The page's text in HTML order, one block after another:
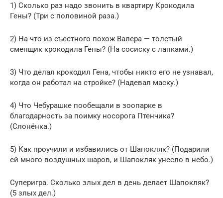
1) Сколько раз надо звонить в квартиру Крокодила
Гены? (Три с половиной раза.)
2) На что из съестного похож Валера — толстый
сменщик крокодила Гены? (На сосиску с лапками.)
3) Что делал крокодил Гена, чтобы никто его не узнавал,
когда он работал на стройке? (Надевал маску.)
4) Что Чебурашке пообещали в зоопарке в
благодарность за поимку носорога Птенчика?
(Слонёнка.)
5) Как проучили и избавились от Шапокляк? (Подарили
ей много воздушных шаров, и Шапокляк унесло в небо.)
Суперигра. Сколько злых дел в день делает Шапокляк?
(5 злых дел.)